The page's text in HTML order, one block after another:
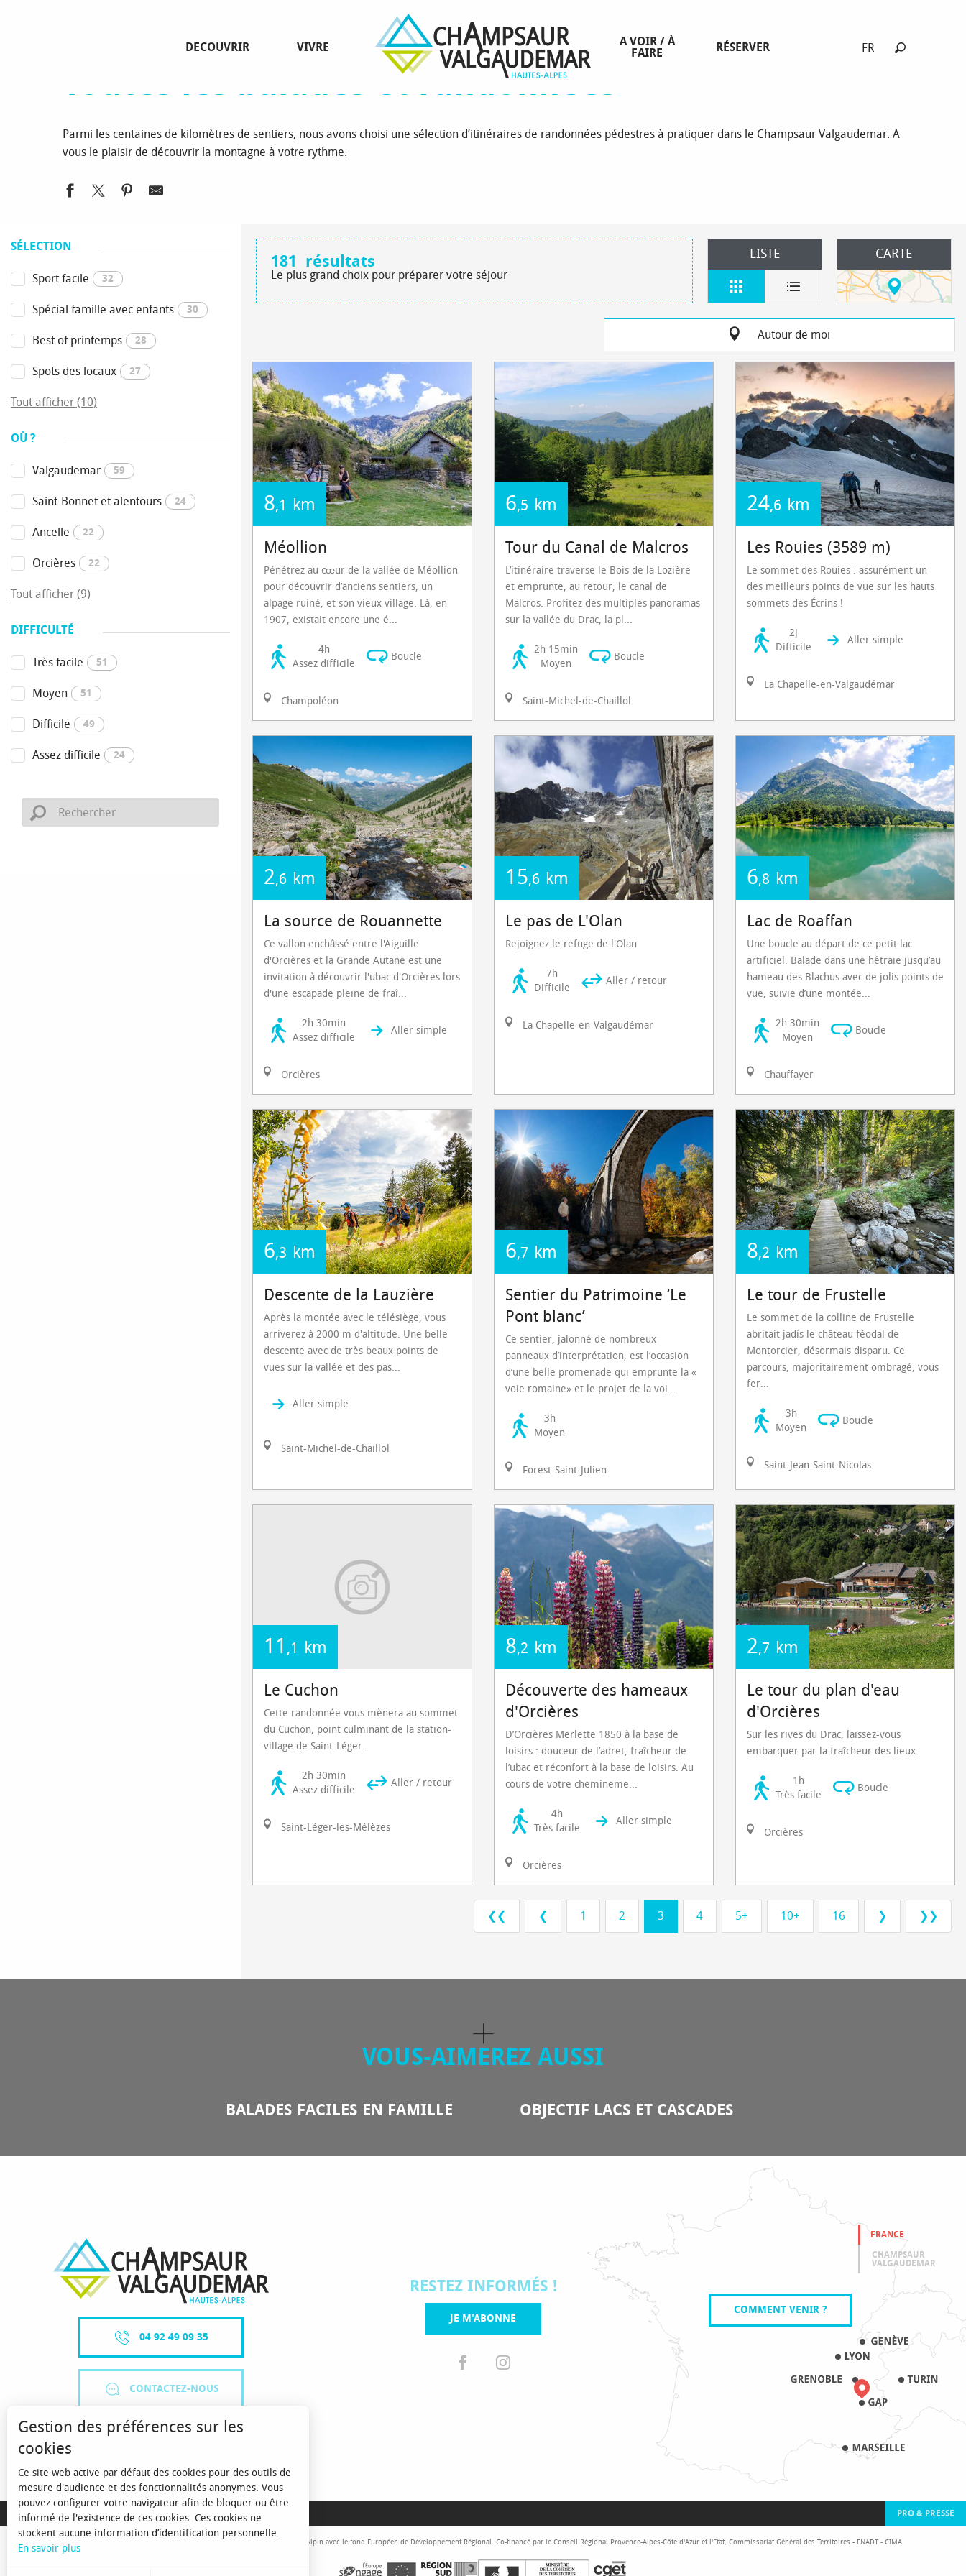
FR
DECOUVRIR VIVRE
A VOIR / À
FAIRE
RÉSERVER
Toutes les balades et randonnées
Toutes les balades et randonnées
Parmi les centaines de kilomètres de sentiers, nous avons choisi une sélection d’itinéraires de randonnées pédestres à pratiquer dans le Champsaur Valgaudemar. A
vous le plaisir de découvrir la montagne à votre rythme.
SÉLECTION
Sport facile 32
Spécial famille avec enfants 30
Best of printemps 28
Spots des locaux 27
Tout afficher (10)
OÙ ?
Valgaudemar 59
Saint-Bonnet et alentours 24
Ancelle 22
Orcières 22
Tout afficher (9)
DIFFICULTÉ
Très facile 51
Moyen 51
Difficile 49
Assez difficile 24
181 résultats
Le plus grand choix pour préparer votre séjour
LISTE CARTE
Autour de moi
8,1 km
Méollion
Pénétrez au cœur de la vallée de Méollion
pour découvrir d’anciens sentiers, un
alpage ruiné, et son vieux village. Là, en
1907, existait encore une é...
4h
Assez difficile
Boucle
Champoléon
6,5 km
Tour du Canal de Malcros
L’itinéraire traverse le Bois de la Lozière
et emprunte, au retour, le canal de
Malcros. Profitez des multiples panoramas
sur la vallée du Drac, la pl...
2h 15min
Moyen
Boucle
Saint-Michel-de-Chaillol
24,6 km
Les Rouies (3589 m)
Le sommet des Rouies : assurément un
des meilleurs points de vue sur les hauts
sommets des Écrins !
2j
Difficile
Aller simple
La Chapelle-en-Valgaudémar
2,6 km
La source de Rouannette
Ce vallon enchâssé entre l'Aiguille
d'Orcières et la Grande Autane est une
invitation à découvrir l'ubac d'Orcières lors
d'une escapade pleine de fraî...
2h 30min
Assez difficile
Aller simple
Orcières
15,6 km
Le pas de L'Olan
Rejoignez le refuge de l'Olan
7h
Difficile
Aller / retour
La Chapelle-en-Valgaudémar
6,8 km
Lac de Roaffan
Une boucle au départ de ce petit lac
artificiel. Balade dans une hêtraie jusqu’au
hameau des Blachus avec de jolis points de
vue, suivie d’une montée...
2h 30min
Moyen
Boucle
Chauffayer
6,3 km
Descente de la Lauzière
Après la montée avec le télésiège, vous
arriverez à 2000 m d'altitude. Une belle
descente avec de très beaux points de
vues sur la vallée et des pas...
Aller simple
Saint-Michel-de-Chaillol
6,7 km
Sentier du Patrimoine ‘Le
Pont blanc’
Ce sentier, jalonné de nombreux
panneaux d’interprétation, est l’occasion
d’une belle promenade qui emprunte la «
voie romaine» et le projet de la voi...
3h
Moyen
Forest-Saint-Julien
8,2 km
Le tour de Frustelle
Le sommet de la colline de Frustelle
abritait jadis le château féodal de
Montorcier, désormais disparu. Ce
parcours, majoritairement ombragé, vous
fer...
3h
Moyen
Boucle
Saint-Jean-Saint-Nicolas
11 ,1 km
Le Cuchon
Cette randonnée vous mènera au sommet
du Cuchon, point culminant de la station-
village de Saint-Léger.
2h 30min
Assez difficile
Aller / retour
Saint-Léger-les-Mélèzes
8,2 km
Découverte des hameaux
d'Orcières
D’Orcières Merlette 1850 à la base de
loisirs : douceur de l’adret, fraîcheur de
l’ubac et réconfort à la base de loisirs. Au
cours de votre chemineme...
4h
Très facile
Aller simple
Orcières
2,7 km
Le tour du plan d'eau
d'Orcières
Sur les rives du Drac, laissez-vous
embarquer par la fraîcheur des lieux.
1h
Très facile
Boucle
Orcières
❮❮ ❮ 1 2 3 4 5+ 10+ 16 ❯ ❯❯
VOUS-AIMEREZ AUSSI
BALADES FACILES EN FAMILLE OBJECTIF LACS ET CASCADES
04 92 49 09 35
CONTACTEZ-NOUS
RESTEZ INFORMÉS !
JE M'ABONNE
FRANCE
CHAMPSAUR
VALGAUDEMAR
COMMENT VENIR ?
MENTIONS LÉGALES PRO & PRESSE
Avec le concours de l'Union Européenne. L'Europe s'engage sur le Massif Alpin avec le fond Européen de Développement Régional. Co-financé par le Conseil Régional Provence-Alpes-Côte d'Azur et l'Etat, Commissariat Général des Territoires - FNADT - CIMA
Gestion des préférences sur les
cookies
Ce site web active par défaut des cookies pour des outils de
mesure d'audience et des fonctionnalités anonymes. Vous
pouvez configurer votre navigateur afin de bloquer ou être
informé de l'existence de ces cookies. Ces cookies ne
stockent aucune information d’identification personnelle.
En savoir plus